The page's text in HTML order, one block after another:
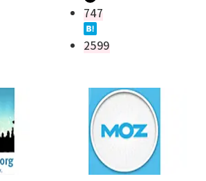
747
2599